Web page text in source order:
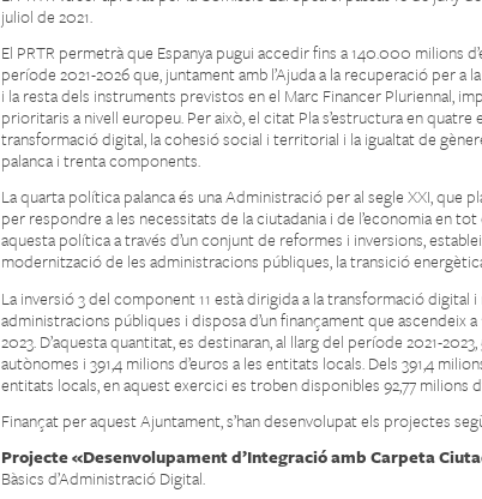
juliol de 2021.
El PRTR permetrà que Espanya pugui accedir fins a 140.000 milions
període 2021-2026 que, juntament amb l’Ajuda a la recuperació per a
i la resta dels instruments previstos en el Marc Financer Pluriennal,
prioritaris a nivell europeu. Per això, el citat Pla s’estructura en
transformació digital, la cohesió social i territorial i la igualtat de
palanca i trenta components.
La quarta política palanca és una Administració per al segle XXI, que
per respondre a les necessitats de la ciutadania i de l’economia en
aquesta política a través d’un conjunt de reformes i inversions,
modernització de les administracions públiques, la transició
La inversió 3 del component 11 està dirigida a la transformació
administracions públiques i disposa d’un finançament que ascendeix
2023. D’aquesta quantitat, es destinaran, al llarg del període 2021-
autònomes i 391,4 milions d’euros a les entitats locals. Dels 391,4
entitats locals, en aquest exercici es troben disponibles 92,77 milions
Finançat per aquest Ajuntament, s’han desenvolupat els projectes
Projecte «Desenvolupament d’Integració amb Carpeta
Bàsics d’Administració Digital.